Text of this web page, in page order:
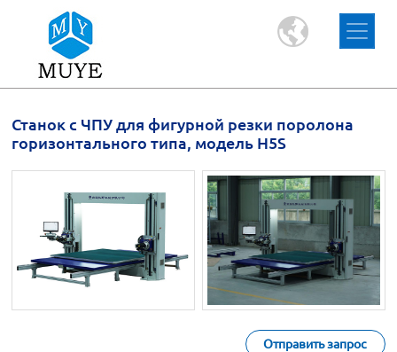
Станок с ЧПУ для фигурной резки поролона
горизонтального типа, модель H5S
Отправить запрос